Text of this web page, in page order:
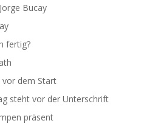
Bucay
fertig?
vor dem Start
steht vor der Unterschrift
präsent